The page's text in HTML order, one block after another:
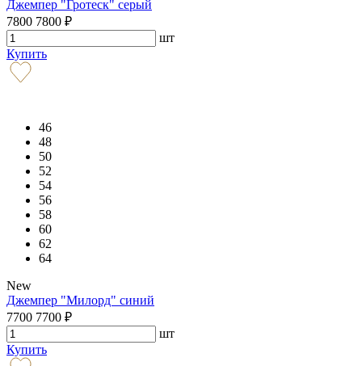
Джемпер "Гротеск" серый
7800 7800 ₽
шт
Купить
46
48
50
52
54
56
58
60
62
64
New
Джемпер "Милорд" синий
7700 7700 ₽
шт
Купить